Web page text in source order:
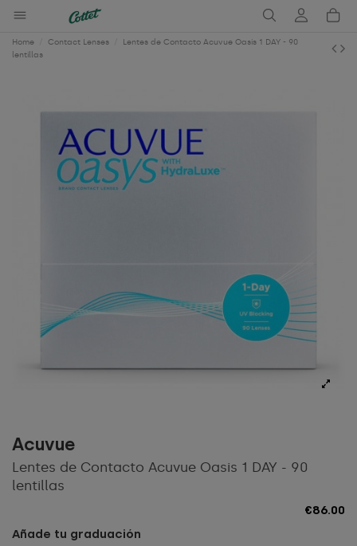
Home Contact Lenses
Lentes de Contacto Acuvue Oasis 1 DAY - 90
lentillas
Acuvue
Lentes de Contacto Acuvue Oasis 1 DAY - 90
lentillas
€86.00
Añade tu graduación